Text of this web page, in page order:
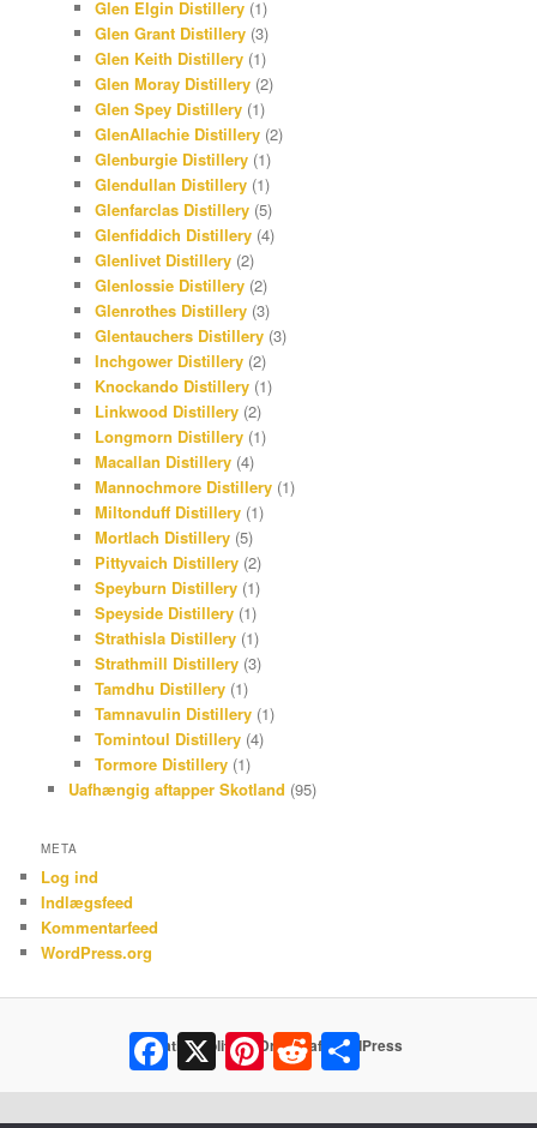
Glen Elgin Distillery (1)
Glen Grant Distillery (3)
Glen Keith Distillery (1)
Glen Moray Distillery (2)
Glen Spey Distillery (1)
GlenAllachie Distillery (2)
Glenburgie Distillery (1)
Glendullan Distillery (1)
Glenfarclas Distillery (5)
Glenfiddich Distillery (4)
Glenlivet Distillery (2)
Glenlossie Distillery (2)
Glenrothes Distillery (3)
Glentauchers Distillery (3)
Inchgower Distillery (2)
Knockando Distillery (1)
Linkwood Distillery (2)
Longmorn Distillery (1)
Macallan Distillery (4)
Mannochmore Distillery (1)
Miltonduff Distillery (1)
Mortlach Distillery (5)
Pittyvaich Distillery (2)
Speyburn Distillery (1)
Speyside Distillery (1)
Strathisla Distillery (1)
Strathmill Distillery (3)
Tamdhu Distillery (1)
Tamnavulin Distillery (1)
Tomintoul Distillery (4)
Tormore Distillery (1)
Uafhængig aftapper Skotland (95)
META
Log ind
Indlægsfeed
Kommentarfeed
WordPress.org
Privatlivspolitik Drevet af WordPress
Facebook
X PinterestReddit Share